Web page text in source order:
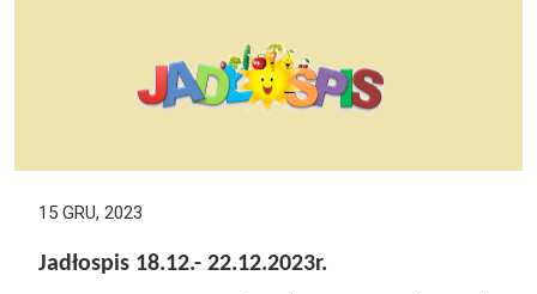
15 GRU, 2023
Jadłospis 18.12.- 22.12.2023r.